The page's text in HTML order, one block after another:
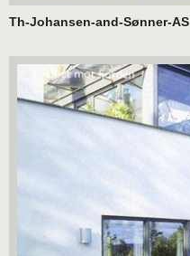
Th-Johansen-and-Sønner-AS